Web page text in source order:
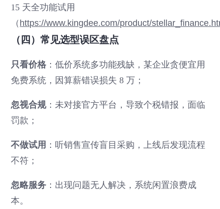
15 天全功能试用
（ https://www.kingdee.com/product/
（四）常见选型误区盘点
只看价格 ：低价系统多功能残缺，某企业贪便宜用
免费系统，因算薪错误损失 8 万；
忽视合规：未对接官方平台，导致个税错报，面临
罚款；
不做试用 ：听销售宣传盲目采购，上线后发现流程
不符；
忽略服务 ：出现问题无人解决，系统闲置浪费成
本。